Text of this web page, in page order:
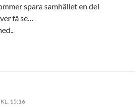
spara samhället en del
få se…
15:16